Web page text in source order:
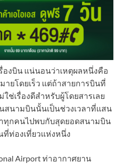
องบิน แน่นอนว่าเหตุผลหนึ่งคือ
ายโดยเร็ว แต่ถ้าสายการบินที่
ช่เรื่องดีสำหรับผู้โดยสารเลย
สนามบินนั้นเป็นช่วงเวลาที่แสน
ทุกคนไปพบกับสุดยอดสนามบิน
ท่องเที่ยวแห่งหนึ่ง
Airport ท่าอากาศยาน